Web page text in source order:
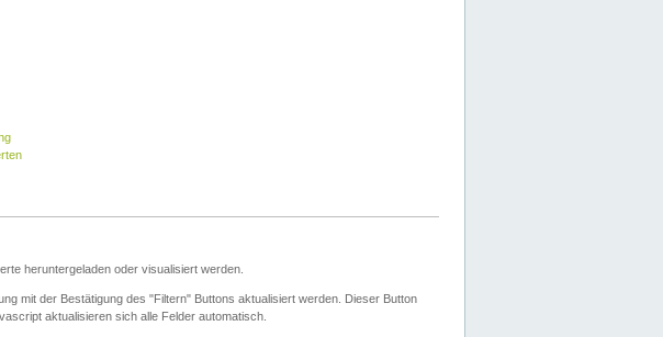
heruntergeladen oder visualisiert werden.
mit der Bestätigung des "Filtern" Buttons aktualisiert werden. Dieser Button
aktualisieren sich alle Felder automatisch.